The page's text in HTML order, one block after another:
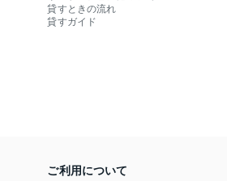
貸すときの流れ
貸すガイド
ご利用について